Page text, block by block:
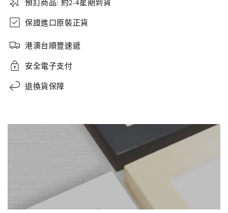
預訂商品: 約2-4星期到貨
保證進口原裝正貨
港澳台順豐速遞
安全電子支付
退換貨保障